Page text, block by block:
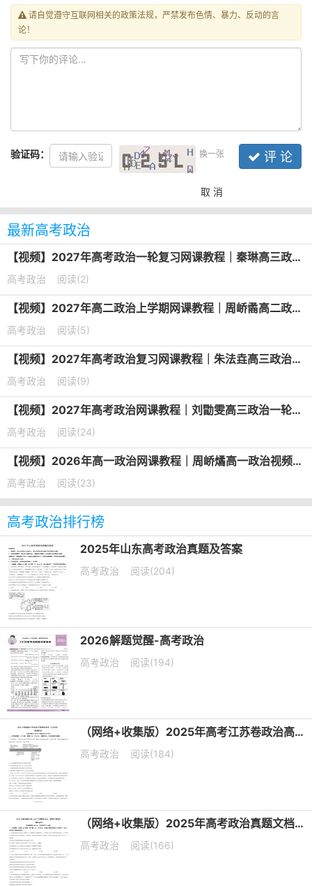
请自觉遵守互联网相关的政策法规，严禁发布色情、暴力、反动的言
论！
验证码： 换一张 评 论
取 消
最新高考政治
【视频】2027年高考政治一轮复习网课教程｜秦琳高三政治上学期暑假班视频教程
高考政治 阅读(2)
【视频】2027年高二政治上学期网课教程｜周峤矞高二政治暑假班视频教程
高考政治 阅读(5)
【视频】2027年高考政治复习网课教程｜朱法垚高三政治一轮复习暑假班视频教程
高考政治 阅读(9)
【视频】2027年高考政治网课教程｜刘勖雯高三政治一轮复习视频教程
高考政治 阅读(24)
【视频】2026年高一政治网课教程｜周峤燏高一政治视频教程上学期暑秋班
高考政治 阅读(23)
高考政治排行榜
2025年山东高考政治真题及答案
高考政治 阅读(204)
2026解题觉醒-高考政治
高考政治 阅读(194)
（网络+收集版）2025年高考江苏卷政治高考真题文档版（含答案）
高考政治 阅读(184)
（网络+收集版）2025年高考政治真题文档版（含答案）适用地区：陕西、山西、宁夏、青海
高考政治 阅读(166)